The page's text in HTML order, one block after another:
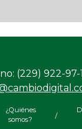
(229) 922-97-
¿Quiénes
somos?
/